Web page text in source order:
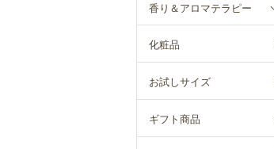
香り＆アロマテラピー
化粧品
お試しサイズ
ギフト商品